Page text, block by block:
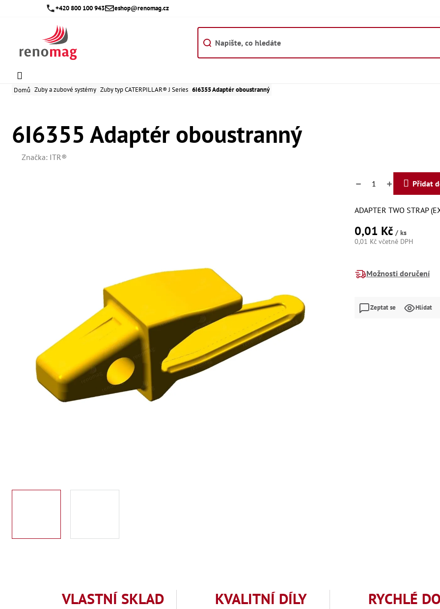
+420 800 100 943 eshop@renomag.cz
Domů Zuby a zubové systémy Zuby typ CATERPILLAR® J Series 6I6355 Adaptér oboustranný
6I6355 Adaptér oboustranný
Značka: ITR®
0,01 Kč / ks
0,01 Kč včetně DPH
Možnosti doručení
Přidat
ADAPTER TWO STRAP
Zeptat se Hlídat
VLASTNÍ SKLAD KVALITNÍ DÍLY RYCHLÉ